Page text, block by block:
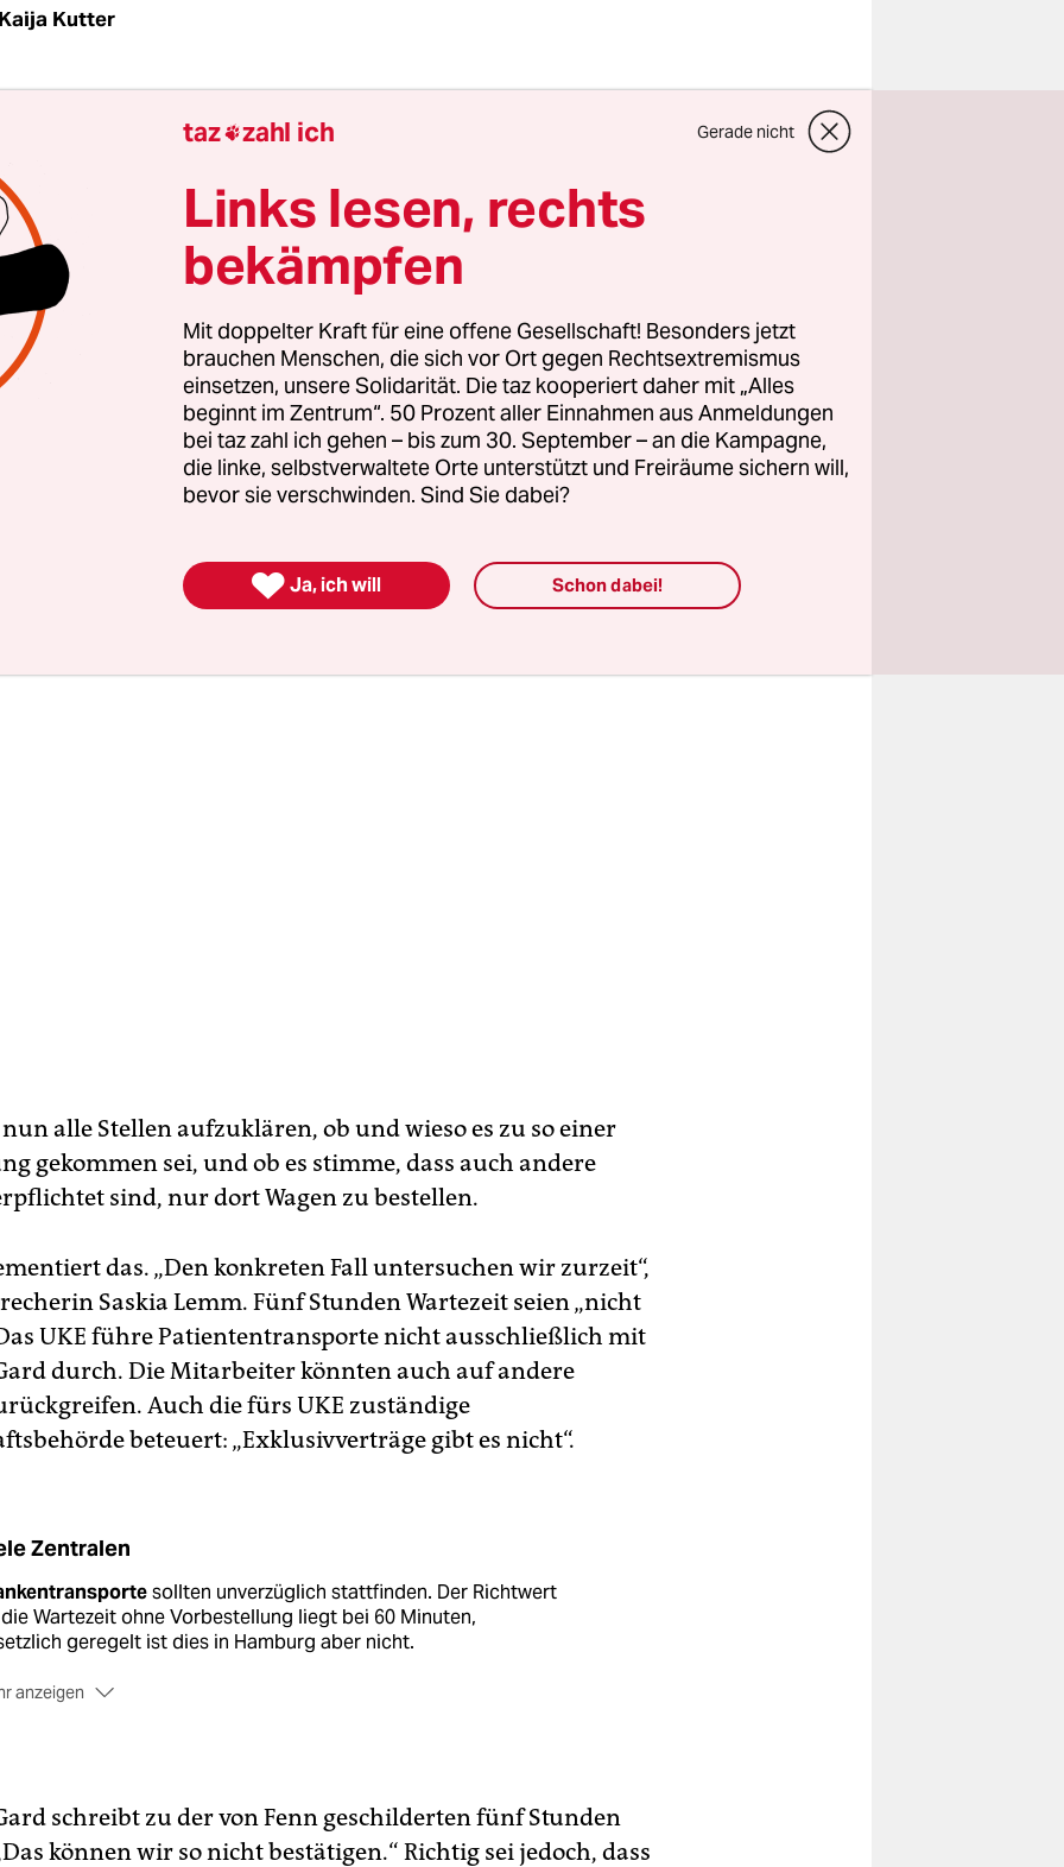
Kaija Kutter
der Bürgerschaft, diverse Kassen und Rettungsdienste
des Universitätsklinikums Eppendorf (UKE) erhielten
Post von Manfred Fenn. Darin beschwert sich der
über die Behandlung seiner querschnittsgelähmten
Nur anderthalb Stunden habe ihr ambulanter Termin
in der Hautklinik gedauert. Gegen 14.30 Uhr hätten
Krankentransport angefordert. Doch der Wagen, der
in ihr Altersheim fahren sollte, „traf erst um ca. 20 Uhr
seine Mutter – die sonst auf einem Spezialbett mehrfach
werden muss – auf einer harten Liege gelegen. Sie
ihm gesagt, sie seien verpflichtet, ein Fahrzeug der
anzufordern. Auch sei seine Mutter kein Einzelfall: Weil
alle Stellen aufzuklären, ob und wieso es zu so einer
gekommen sei, und ob es stimme, dass auch andere
sind, nur dort Wagen zu bestellen.
das. „Den konkreten Fall untersuchen wir zurzeit“,
Saskia Lemm. Fünf Stunden Wartezeit seien „nicht
Das UKE führe Patiententransporte nicht ausschließlich mit
durch. Die Mitarbeiter könnten auch auf andere
Auch die fürs UKE zuständige
beteuert: „Exklusivverträge gibt es nicht“.
Zentralen
sollten unverzüglich stattfinden. Der Richtwert
Wartezeit ohne Vorbestellung liegt bei 60 Minuten,
geregelt ist dies in Hamburg aber nicht.
anzeigen
gemeinsam. Diverse Private Anbieter bieten ihre Wagen in
an.
schreibt zu der von Fenn geschilderten fünf Stunden
können wir so nicht bestätigen.“ Richtig sei jedoch, dass
taz zahl ich Gerade nicht
Links lesen, rechts
bekämpfen
Mit doppelter Kraft für eine offene Gesellschaft! Besonders jetzt
brauchen Menschen, die sich vor Ort gegen Rechtsextremismus
einsetzen, unsere Solidarität. Die taz kooperiert daher mit „Alles
beginnt im Zentrum“. 50 Prozent aller Einnahmen aus Anmeldungen
bei taz zahl ich gehen – bis zum 30. September – an die Kampagne,
die linke, selbstverwaltete Orte unterstützt und Freiräume sichern will,
bevor sie verschwinden. Sind Sie dabei?
 Ja, ich will Schon dabei!